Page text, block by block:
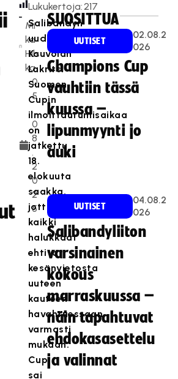
Mi
ka
Hils
ka
0
5
.
0
8
.
2
0
2
5
Lukukertoja:217
Salibandyn
uudistuneen
Kouvolan
Lakritsi
Suomen
Cupin
ilmoittautumisaikaa
on
jatkettu
18.
elokuuta
saakka,
jotta
kaikki
halukkaat
ehtivät
kesänvietosta
uuteen
kauteen
havahtuessaan
varmasti
mukaan.
Cup
sai
SUOSITTUA
UUTISET
02.08.2
026
Champions Cup
vauhtiin tässä
kuussa –
lipunmyynti jo
auki
UUTISET
04.08.2
026
Salibandyliiton
varsinainen
kokous
marraskuussa –
näin tapahtuvat
ehdokasasettelu
ja valinnat